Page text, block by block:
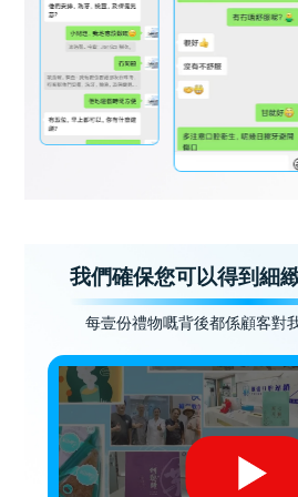
我們確保您可以得到細
每壹份禮物嘅背後都係顧客對